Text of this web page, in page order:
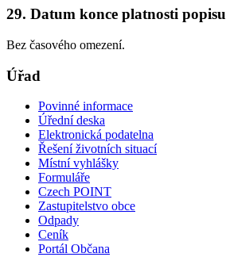
29. Datum konce platnosti popisu
Bez časového omezení.
Úřad
Povinné informace
Úřední deska
Elektronická podatelna
Řešení životních situací
Místní vyhlášky
Formuláře
Czech POINT
Zastupitelstvo obce
Odpady
Ceník
Portál Občana